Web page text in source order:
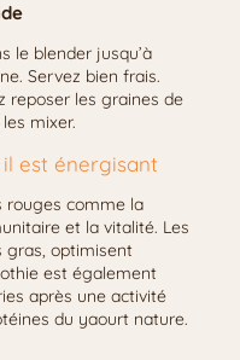
le blender jusqu’à
Servez bien frais.
reposer les graines de
mixer.
est énergisant
rouges comme la
et la vitalité. Les
gras, optimisent
est également
après une activité
du yaourt nature.